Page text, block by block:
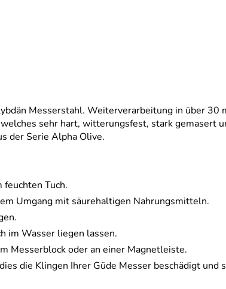
Messerstahl. Weiterverarbeitung in über
sehr hart, witterungsfest, stark gemasert
der Serie Alpha Olive.
feuchten Tuch.
Umgang mit säurehaltigen Nahrungsmitteln.
im Wasser liegen lassen.
Messerblock oder an einer Magnetleiste.
die Klingen Ihrer Güde Messer beschädigt und